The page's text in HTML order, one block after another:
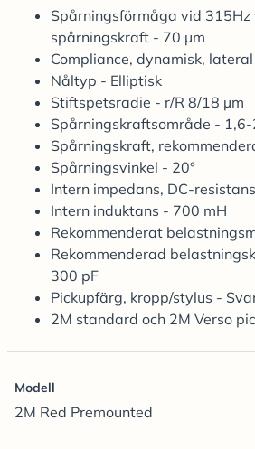
Spårningsförmåga vid
spårningskraft - 70 µm
Compliance, dynamisk,
Nåltyp - Elliptisk
Stiftspetsradie - r/R 8/18 µm
Spårningskraftsområde -
Spårningskraft,
Spårningsvinkel - 20°
Intern impedans, DC-
Intern induktans - 700 mH
Rekommenderat
Rekommenderad
300 pF
Pickupfärg, kropp/stylus -
2M standard och 2M Verso
Modell
2M Red Premounted